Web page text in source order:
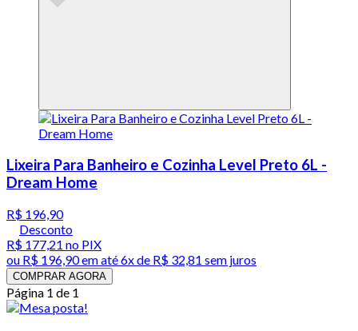
Lixeira Para Banheiro e Cozinha Level Preto 6L -
Dream Home
R$ 196,90
Desconto
R$ 177,21 no PIX
ou R$ 196,90em até6x de R$ 32,81 sem juros
COMPRAR AGORA
Página 1 de 1